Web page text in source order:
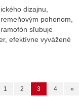
dizajnu,
pohonom,
sľubuje
efektívne vyvážené
1 2 3 4 »